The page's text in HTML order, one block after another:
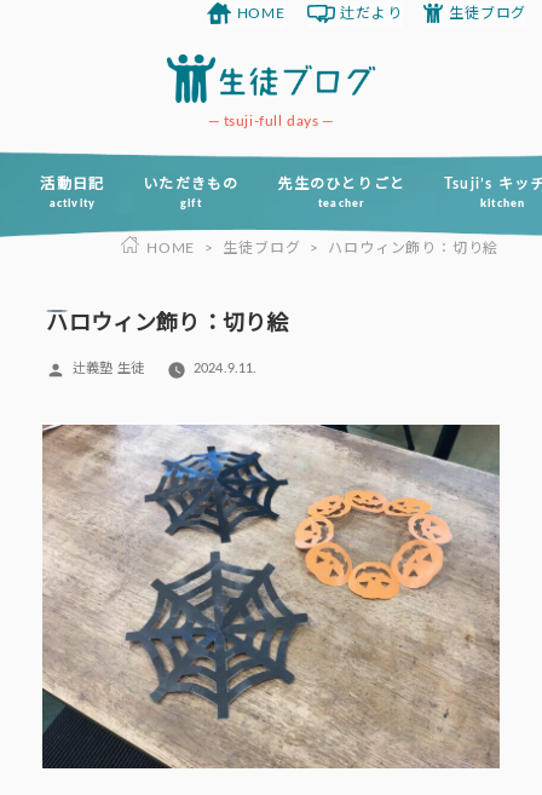
ツ
tsuji-full days
活動日記
activity
いただきもの
gift
先生のひとりごと
teacher
Tsuji’s キッ
kitchen
HOME 辻だより 生徒ブログ
HOME > 生徒ブログ > ハロウィン飾り：切り絵
ハロウィン飾り：切り絵
投
辻義塾 生徒 2024.9.11.